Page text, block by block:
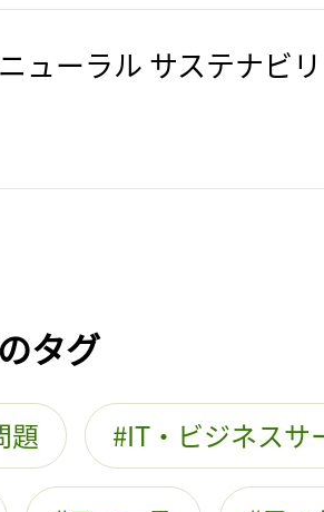
ューラル サステナビ
タグ
題 IT・ビジネスサ